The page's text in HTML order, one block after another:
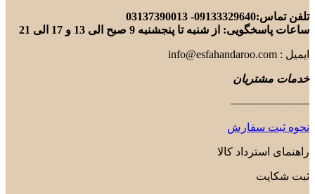
تلفن تماس:09133329640- 03137390013
ساعات پاسخگویی: از شنبه تا پنجشنبه 9 صبح الی 13 و 17 الی 21
ایمیل : info@esfahandaroo.com
خدمات مشتریان
———————
نحوه ثبت سفارش
راهنمای استرداد کالا
ثبت شکایت